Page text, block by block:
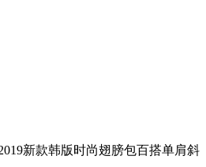
新款韩版时尚翅膀包百搭单肩斜